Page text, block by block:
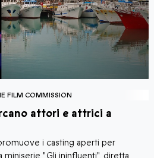
FILM COMMISSION
attori e attrici a
i casting aperti per
"Gli ininfluenti", diretta